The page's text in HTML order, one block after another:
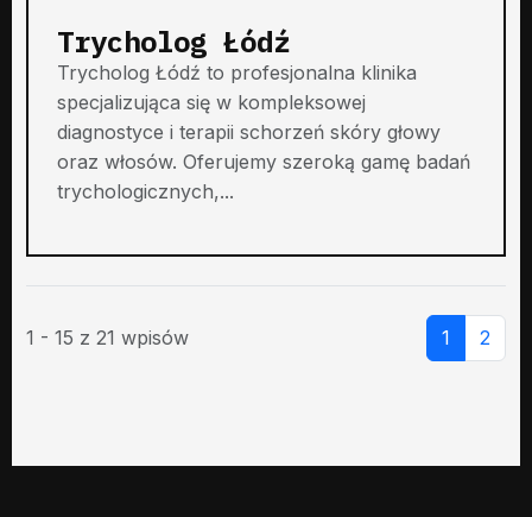
Trycholog Łódź
Trycholog Łódź to profesjonalna klinika
specjalizująca się w kompleksowej
diagnostyce i terapii schorzeń skóry głowy
oraz włosów. Oferujemy szeroką gamę badań
trychologicznych,...
1 - 15 z 21 wpisów 1 2